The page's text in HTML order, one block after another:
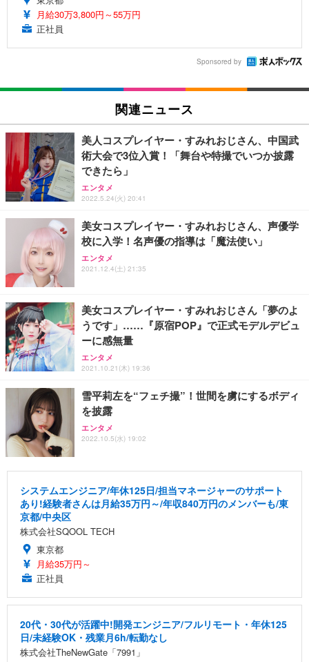
月給30万3,800円～55万円
正社員
Sponsored by
関連ニュース
美人コスプレイヤー・すみれおじさん、中国武
術大会で3位入賞！「舞台や特撮でいつか披露
できたら」
エンタメ
2022.5.24(火) 20:41
美女コスプレイヤー・すみれおじさん、声優学
校に入学！名声優の指導は「魔法使い」
エンタメ
2021.12.4(土) 21:35
美女コスプレイヤー・すみれおじさん「夢のよ
うです」……『原宿POP』で正式モデルデビュ
ーに感無量
エンタメ
2021.10.21(木) 19:36
雪平莉左を“フェチ撮”！世間を虜にするボディ
を披露
エンタメ
2022.10.5(水) 19:02
システムエンジニア/年休125日/担当マネージャーのサポート
あり!経験者さんは月給35万円～/年収840万円のメンバーも/東
京都/中央区
株式会社SQOOL TECH
東京都
月給35万円～
正社員
20代・30代が活躍中!開発エンジニア/フルリモート・年休125
日/未経験OK・残業月6h/転勤なし
株式会社TheNewGate「7991」